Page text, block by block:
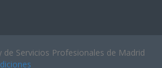
Servicios Profesionales de Madrid